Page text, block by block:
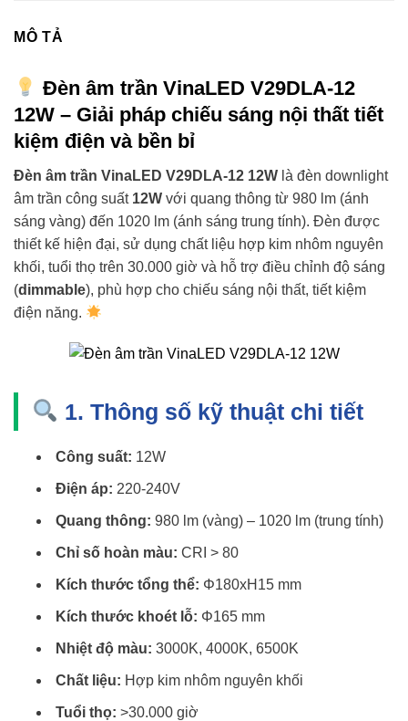
MÔ TẢ
Đèn âm trần VinaLED V29DLA-12
12W – Giải pháp chiếu sáng nội thất tiết
kiệm điện và bền bỉ
Đèn âm trần VinaLED V29DLA-12 12W là đèn downlight
âm trần công suất 12W với quang thông từ 980 lm (ánh
sáng vàng) đến 1020 lm (ánh sáng trung tính). Đèn được
thiết kế hiện đại, sử dụng chất liệu hợp kim nhôm nguyên
khối, tuổi thọ trên 30.000 giờ và hỗ trợ điều chỉnh độ sáng
(dimmable), phù hợp cho chiếu sáng nội thất, tiết kiệm
điện năng.
1. Thông số kỹ thuật chi tiết
Công suất: 12W
Điện áp: 220-240V
Quang thông: 980 lm (vàng) – 1020 lm (trung tính)
Chỉ số hoàn màu: CRI > 80
Kích thước tổng thể: Φ180xH15 mm
Kích thước khoét lỗ: Φ165 mm
Nhiệt độ màu: 3000K, 4000K, 6500K
Chất liệu: Hợp kim nhôm nguyên khối
Tuổi thọ: >30.000 giờ